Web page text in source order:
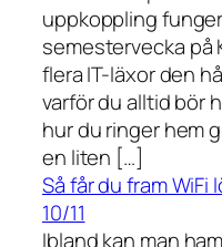
uppkoppling
semestervecka på
flera IT-läxor den
varför du alltid bör
hur du ringer hem
en liten […]
Så får du fram
10/11
Ibland kan man